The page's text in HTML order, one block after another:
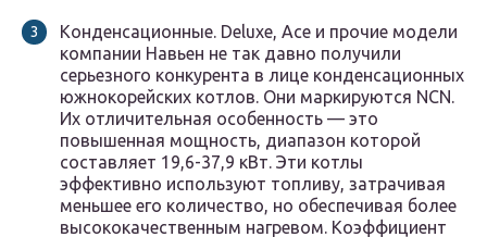
Конденсационные. Deluxe, Ace и прочие модели
компании Навьен не так давно получили
серьезного конкурента в лице конденсационных
южнокорейских котлов. Они маркируются NCN.
Их отличительная особенность — это
повышенная мощность, диапазон которой
составляет 19,6-37,9 кВт. Эти котлы
эффективно используют топливу, затрачивая
меньшее его количество, но обеспечивая более
высококачественным нагревом. Коэффициент